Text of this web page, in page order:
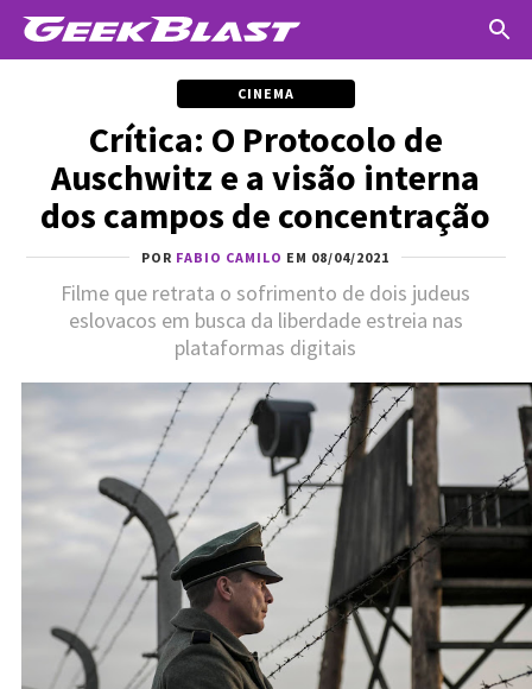
CINEMA
Crítica: O Protocolo de
Auschwitz e a visão interna
dos campos de concentração
POR FABIO CAMILO EM 08/04/2021
Filme que retrata o sofrimento de dois judeus
eslovacos em busca da liberdade estreia nas
plataformas digitais